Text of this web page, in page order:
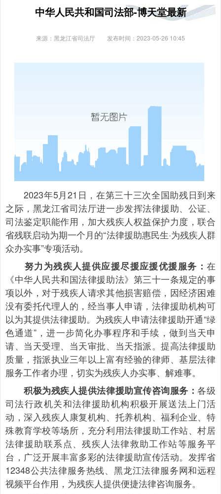
中华人民共和国司法部-博天堂最新
来源：黑龙江省司法厅 发布时间：2023-05-26 10:45
2023年5月21日，在第三十三次全国助残日到来
之际，黑龙江省司法厅进一步发挥法律援助、公证、
司法鉴定职能作用，加大残疾人权益保护力度，联合
省残联启动为期一个月的“法律援助惠民生·为残疾人群
众办实事”专项活动。
努力为残疾人提供应援尽援应援优援服务：在
《中华人民共和国法律援助法》第三十一条规定的事
项以外，对于残疾人请求其他损害赔偿，因经济困难
没有委托代理人的，经当事人申请，法律援助机构可
以为其提供法律援助。为残疾人申请法律援助开通“绿
色通道”，进一步简化办事程序和手续，做到当天申
请、当天受理、当天审批、当天指派。提高法律援助
质量，指派执业三年以上富有经验的律师、基层法律
服务工作者办理，切实为残疾人办实事、解难事。
积极为残疾人提供法律援助宣传咨询服务：各级
司法行政机关和法律援助机构积极开展送法上门活
动，深入残疾人康复机构、托养机构、福利企业、特
殊教育学校等场所，充分利用法律援助工作站、村居
法律援助联系点、残疾人法律救助工作站等服务平
台，广泛开展丰富多彩的法律援助宣传活动。发挥省
12348公共法律服务热线、黑龙江法律服务网和远程
视频平台作用，为残疾人提供便捷法律咨询服务。